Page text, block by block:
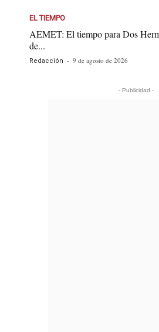
EL TIEMPO
AEMET: El tiempo para Dos
de...
Redacción - 9 de agosto de 2026
- Publicidad -